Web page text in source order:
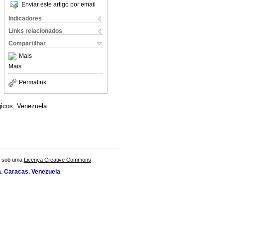
Enviar este artigo por email
Indicadores
Links relacionados
Compartilhar
Mais
Mais
Permalink
Venezuela.
sob uma Licença Creative Commons
Caracas. Venezuela